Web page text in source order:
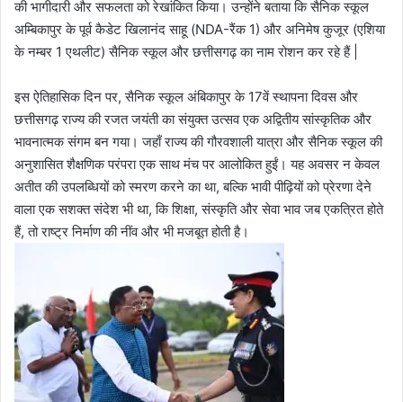
की भागीदारी और सफलता को रेखांकित किया। उन्होंने बताया कि सैनिक स्कूल
अम्बिकापुर के पूर्व कैडेट खिलानंद साहू (NDA-रैंक 1) और अनिमेष कुजूर (एशिया
के नम्बर 1 एथलीट) सैनिक स्कूल और छत्तीसगढ़ का नाम रोशन कर रहे हैं |
इस ऐतिहासिक दिन पर, सैनिक स्कूल अंबिकापुर के 17वें स्थापना दिवस और
छत्तीसगढ़ राज्य की रजत जयंती का संयुक्त उत्सव एक अद्वितीय सांस्कृतिक और
भावनात्मक संगम बन गया। जहाँ राज्य की गौरवशाली यात्रा और सैनिक स्कूल की
अनुशासित शैक्षणिक परंपरा एक साथ मंच पर आलोकित हुईं। यह अवसर न केवल
अतीत की उपलब्धियों को स्मरण करने का था, बल्कि भावी पीढ़ियों को प्रेरणा देने
वाला एक सशक्त संदेश भी था, कि शिक्षा, संस्कृति और सेवा भाव जब एकत्रित होते
हैं, तो राष्ट्र निर्माण की नींव और भी मजबूत होती है।